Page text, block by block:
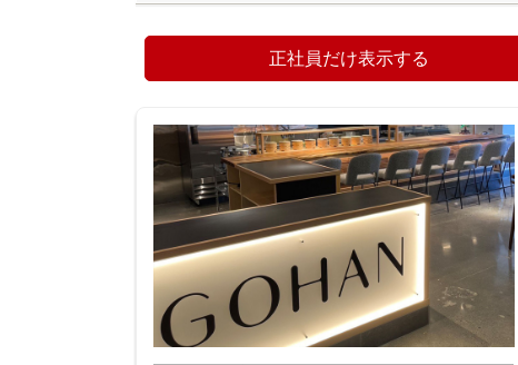
正社員だけ表示する